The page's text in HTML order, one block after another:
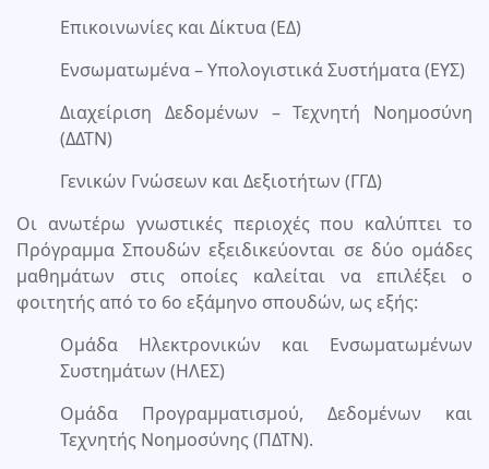
Επικοινωνίες και Δίκτυα (ΕΔ)
Ενσωματωμένα – Υπολογιστικά Συστήματα (ΕΥΣ)
Διαχείριση Δεδομένων – Τεχνητή Νοημοσύνη
(ΔΔΤΝ)
Γενικών Γνώσεων και Δεξιοτήτων (ΓΓΔ)
Οι ανωτέρω γνωστικές περιοχές που καλύπτει το
Πρόγραμμα Σπουδών εξειδικεύονται σε δύο ομάδες
μαθημάτων στις οποίες καλείται να επιλέξει ο
φοιτητής από το 6ο εξάμηνο σπουδών, ως εξής:
Ομάδα Ηλεκτρονικών και Ενσωματωμένων
Συστημάτων (ΗΛΕΣ)
Ομάδα Προγραμματισμού, Δεδομένων και
Τεχνητής Νοημοσύνης (ΠΔΤΝ).